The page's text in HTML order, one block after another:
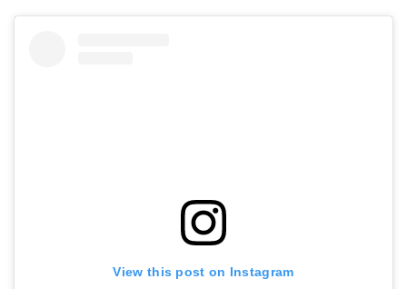
View this post on Instagram